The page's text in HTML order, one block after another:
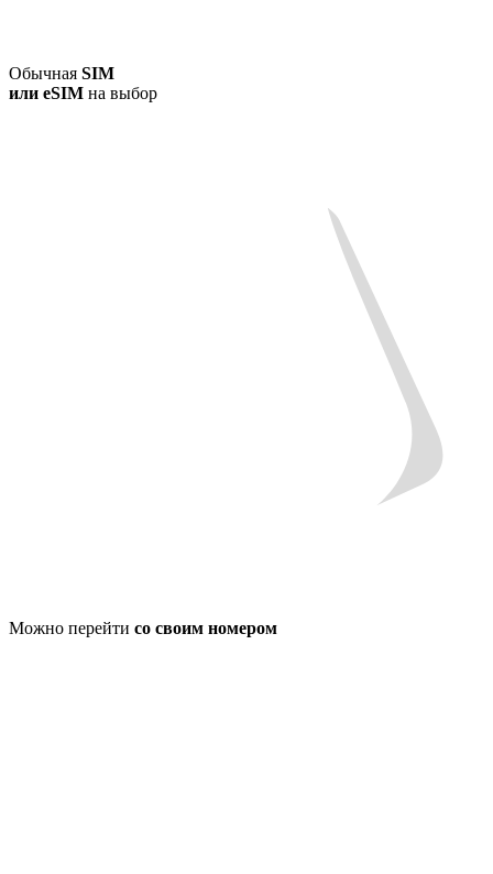
Обычная SIM
или eSIM на выбор
Можно перейти со своим номером